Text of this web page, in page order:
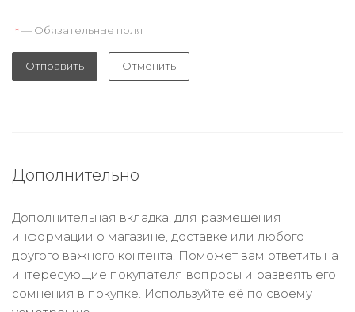
* — Обязательные поля
Отправить Отменить
Дополнительно
Дополнительная вкладка, для размещения
информации о магазине, доставке или любого
другого важного контента. Поможет вам ответить на
интересующие покупателя вопросы и развеять его
сомнения в покупке. Используйте её по своему